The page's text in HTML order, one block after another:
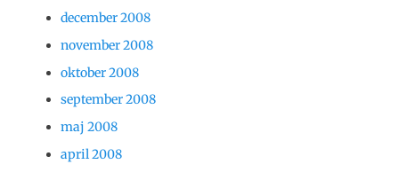
december 2008
november 2008
oktober 2008
september 2008
maj 2008
april 2008